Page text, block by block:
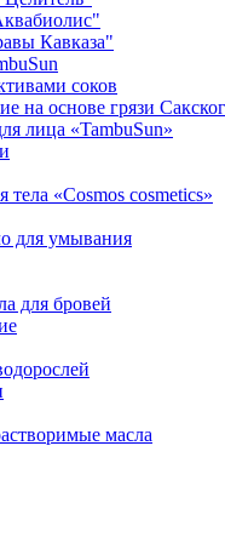
Кавказа"
соков
на основе грязи
лица «TambuSun»
тела «Cosmos cosmetics»
для умывания
для бровей
масла